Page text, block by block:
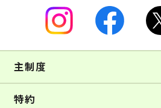
主制度
特約